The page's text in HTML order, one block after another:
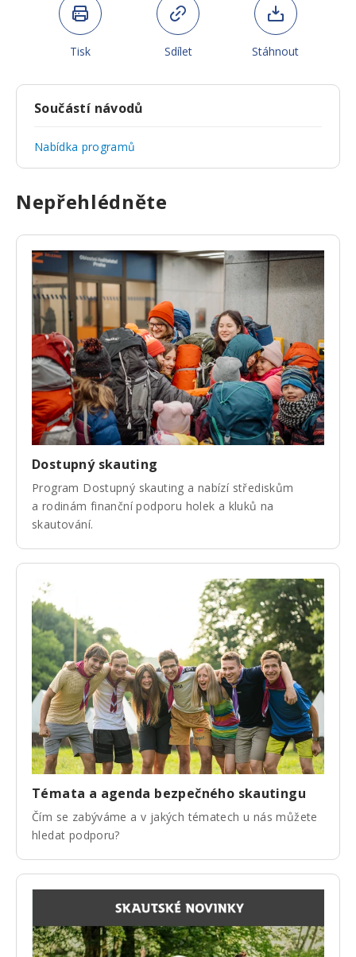
Tisk Sdílet Stáhnout
Součástí návodů
Nabídka programů
Nepřehlédněte
Dostupný skauting
Program Dostupný skauting a nabízí střediskům
a rodinám finanční podporu holek a kluků na
skautování.
Témata a agenda bezpečného skautingu
Čím se zabýváme a v jakých tématech u nás můžete
hledat podporu?